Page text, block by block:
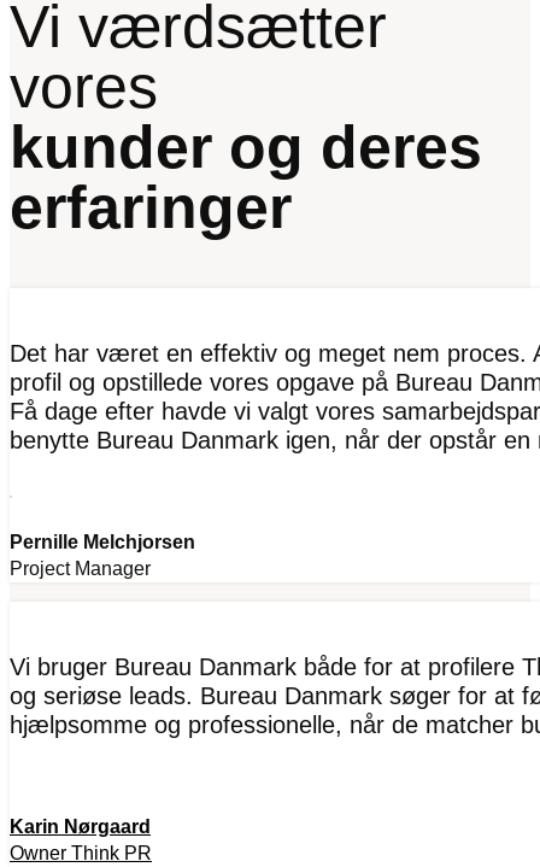
Vi værdsætter
vores
kunder og deres
erfaringer
Det har været en effektiv og meget nem proces.
profil og opstillede vores opgave på Bureau
Få dage efter havde vi valgt vores
benytte Bureau Danmark igen, når der opstår en
Pernille Melchjorsen
Project Manager
Vi bruger Bureau Danmark både for at profilere
og seriøse leads. Bureau Danmark søger for at
hjælpsomme og professionelle, når de matcher
Karin Nørgaard
Owner Think PR